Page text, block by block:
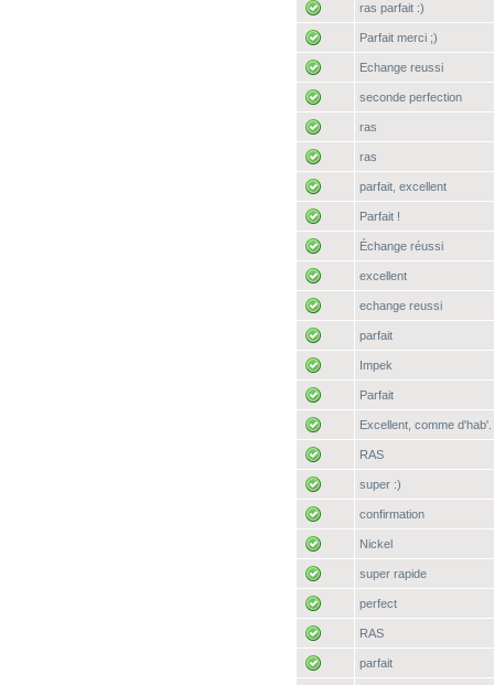
ras parfait :)
Parfait merci ;)
Echange reussi
seconde perfection
ras
ras
parfait, excellent
Parfait !
Échange réussi
excellent
echange reussi
parfait
Impek
Parfait
Excellent, comme d'hab'.
RAS
super :)
confirmation
Nickel
super rapide
perfect
RAS
parfait